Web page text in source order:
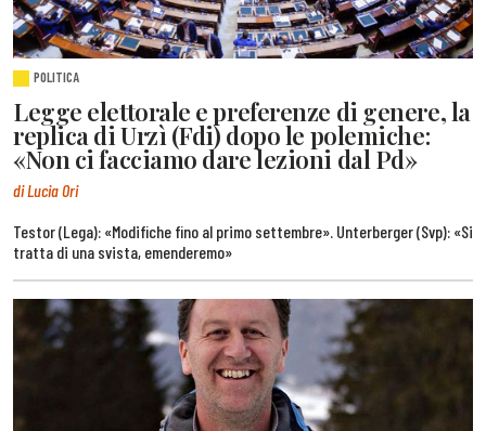
POLITICA
Legge elettorale e preferenze di genere, la
replica di Urzì (Fdi) dopo le polemiche:
«Non ci facciamo dare lezioni dal Pd»
di Lucia Ori
Testor (Lega): «Modifiche fino al primo settembre». Unterberger (Svp): «Si
tratta di una svista, emenderemo»